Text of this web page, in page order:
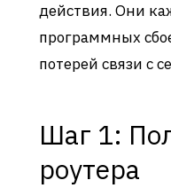
действия. Они
программных
потерей связи с
Шаг 1:
роутера